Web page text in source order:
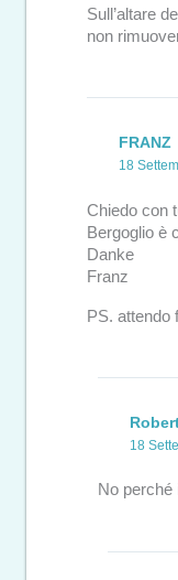
Sull’altare
non
FRANZ
18
Chiedo con
Bergoglio è
Danke
Franz
PS. attendo
18
No perché